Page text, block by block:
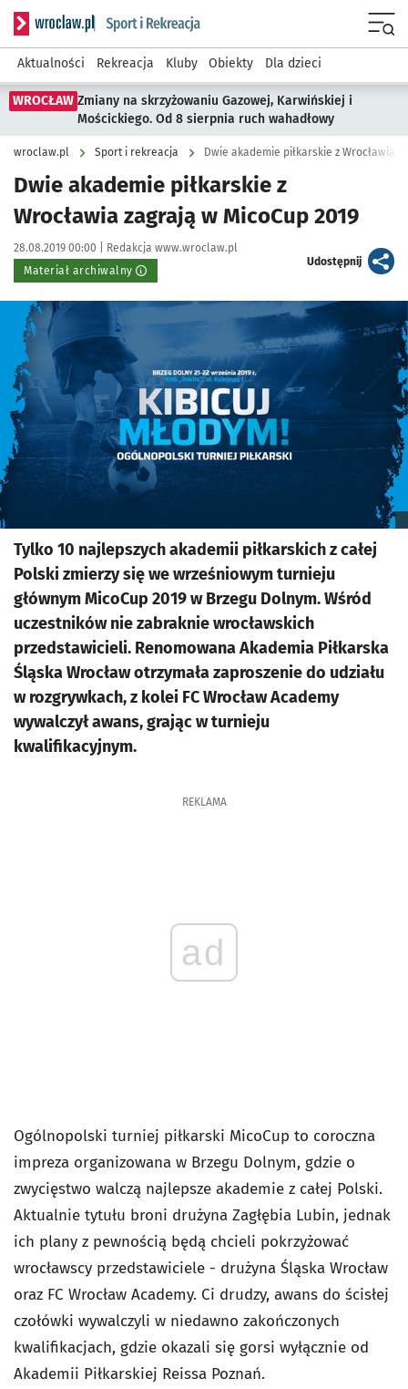
Serwis informacyjny wroclaw.pl podserwis: Sport i rekreacja
Aktualności Rekreacja Kluby Obiekty Dla dzieci
WROCŁAW Zmiany na skrzyżowaniu Gazowej, Karwińskiej i
Mościckiego. Od 8 sierpnia ruch wahadłowy
wroclaw.pl Sport i rekreacja Dwie akademie piłkarskie z Wrocławia
Dwie akademie piłkarskie z
Wrocławia zagrają w MicoCup 2019
Data publikacji:
28.08.2019 00:00 | Autor:
Redakcja www.wroclaw.pl
Materiał archiwalny
Udostępnijartykuł
Kliknij, aby powiększyć
Tylko 10 najlepszych akademii piłkarskich z całej
Polski zmierzy się we wrześniowym turnieju
głównym MicoCup 2019 w Brzegu Dolnym. Wśród
uczestników nie zabraknie wrocławskich
przedstawicieli. Renomowana Akademia Piłkarska
Śląska Wrocław otrzymała zaproszenie do udziału
w rozgrywkach, z kolei FC Wrocław Academy
wywalczył awans, grając w turnieju
kwalifikacyjnym.
REKLAMA
ad
Ogólnopolski turniej piłkarski MicoCup to coroczna
impreza organizowana w Brzegu Dolnym, gdzie o
zwycięstwo walczą najlepsze akademie z całej Polski.
Aktualnie tytułu broni drużyna Zagłębia Lubin, jednak
ich plany z pewnością będą chcieli pokrzyżować
wrocławscy przedstawiciele - drużyna Śląska Wrocław
oraz FC Wrocław Academy. Ci drudzy, awans do ścisłej
czołówki wywalczyli w niedawno zakończonych
kwalifikacjach, gdzie okazali się gorsi wyłącznie od
Akademii Piłkarskiej Reissa Poznań.